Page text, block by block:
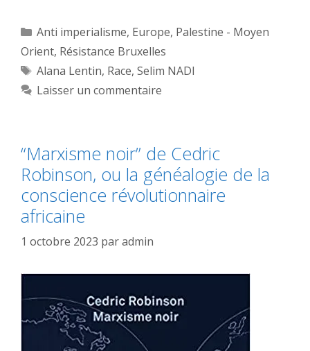
Catégories
Anti imperialisme, Europe, Palestine - Moyen
Orient, Résistance Bruxelles
Étiquettes
Alana Lentin, Race, Selim NADI
Laisser un commentaire
“Marxisme noir” de Cedric
Robinson, ou la généalogie de la
conscience révolutionnaire
africaine
1 octobre 2023 paradmin